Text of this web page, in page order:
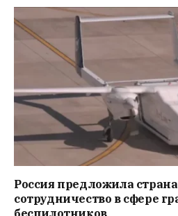
Россия предложила
сотрудничество в сфере